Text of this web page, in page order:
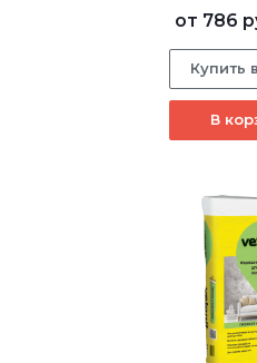
от 786
Купить
В